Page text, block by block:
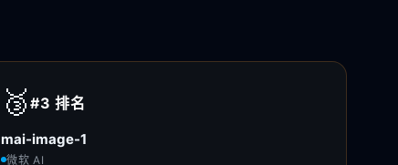
🥉 #3排名
mai-image-1
微软 AI